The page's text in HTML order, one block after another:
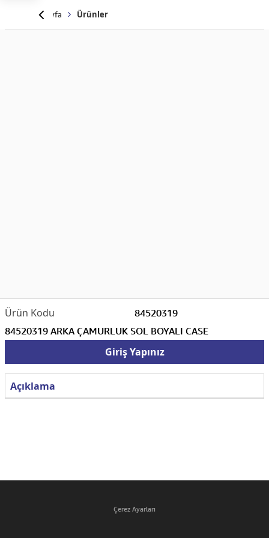
Anasayfa Ürünler
84520319
84520319 ARKA ÇAMURLUK SOL BOYALI CASE
Giriş Yapınız
Açıklama
Çerez Ayarları